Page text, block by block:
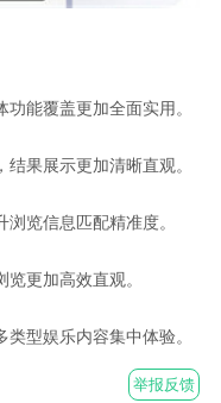
能覆盖更加全面实用。
果展示更加清晰直观。
览信息匹配精准度。
更加高效直观。
型娱乐内容集中体验。
举报反馈